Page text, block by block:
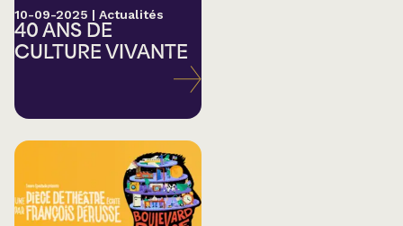
10-09-2025 | Actualités
40 ANS DE
CULTURE VIVANTE